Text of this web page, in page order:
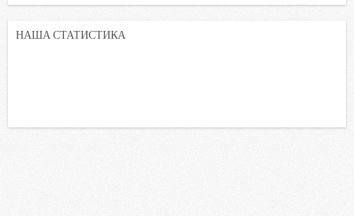
НАША СТАТИСТИКА